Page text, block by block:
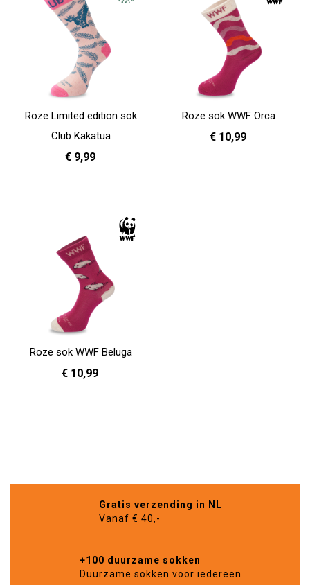
Roze Limited edition sok
Club Kakatua
€ 9,99
Roze sok WWF Orca
€ 10,99
Roze sok WWF Beluga
€ 10,99
Gratis verzending in NL
Vanaf € 40,-
+100 duurzame sokken
Duurzame sokken voor iedereen